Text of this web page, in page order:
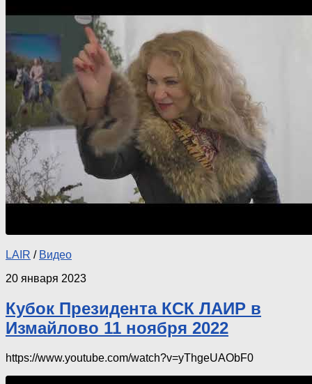
LAIR / Видео
20 января 2023
Кубок Президента КСК ЛАИР в
Измайлово 11 ноября 2022
https://www.youtube.com/watch?v=yThgeUAObF0